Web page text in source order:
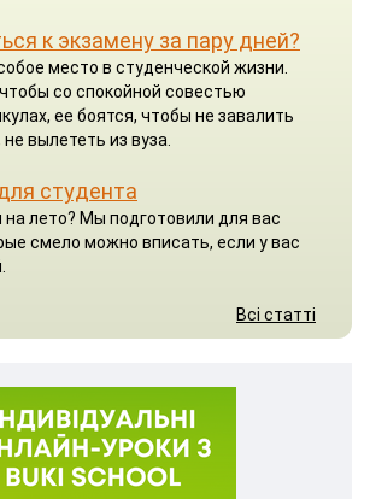
к экзамену за пару дней?
место в студенческой жизни.
со спокойной совестью
ее боятся, чтобы не завалить
вылететь из вуза.
студента
лето? Мы подготовили для вас
смело можно вписать, если у вас
Всі статті